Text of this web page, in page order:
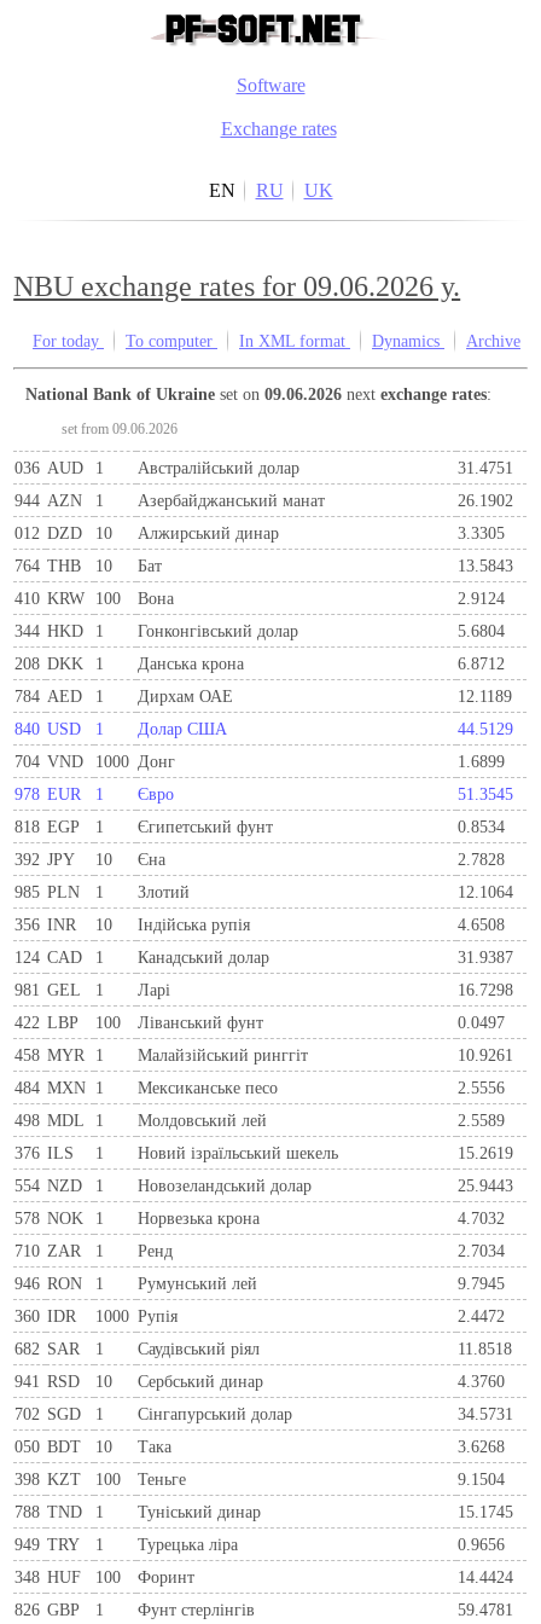
Software
Exchange rates
EN RU UK
NBU exchange rates for 09.06.2026 y.
For today To computer In XML format Dynamics Archive
National Bank of Ukraine set on09.06.2026 nextexchange rates:
set from 09.06.2026
036 AUD 1 Австралійський долар
31.4751
944 AZN 1 Азербайджанський манат
26.1902
012 DZD 10 Алжирський динар
3.3305
764 THB 10 Бат
13.5843
410 KRW 100 Вона
2.9124
344 HKD 1 Гонконгівський долар
5.6804
208 DKK 1 Данська крона
6.8712
784 AED 1 Дирхам ОАЕ
12.1189
840 USD 1 Долар США
44.5129
704 VND 1000 Донг
1.6899
978 EUR 1 Євро
51.3545
818 EGP 1 Єгипетський фунт
0.8534
392 JPY 10 Єна
2.7828
985 PLN 1 Злотий
12.1064
356 INR 10 Індійська рупія
4.6508
124 CAD 1 Канадський долар
31.9387
981 GEL 1 Ларi
16.7298
422 LBP 100 Ліванський фунт
0.0497
458 MYR 1 Малайзійський ринггіт
10.9261
484 MXN 1 Мексиканське песо
2.5556
498 MDL 1 Молдовський лей
2.5589
376 ILS 1 Новий ізраїльський шекель
15.2619
554 NZD 1 Новозеландський долар
25.9443
578 NOK 1 Норвезька крона
4.7032
710 ZAR 1 Ренд
2.7034
946 RON 1 Румунський лей
9.7945
360 IDR 1000 Рупія
2.4472
682 SAR 1 Саудівський ріял
11.8518
941 RSD 10 Сербський динар
4.3760
702 SGD 1 Сінгапурський долар
34.5731
050 BDT 10 Така
3.6268
398 KZT 100 Теньге
9.1504
788 TND 1 Туніський динар
15.1745
949 TRY 1 Турецька ліра
0.9656
348 HUF 100 Форинт
14.4424
826 GBP 1 Фунт стерлінгів 59.4781